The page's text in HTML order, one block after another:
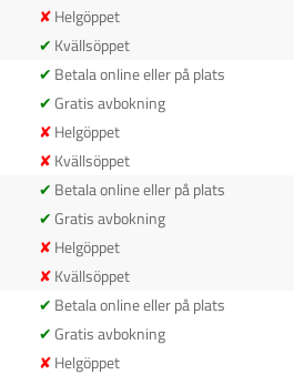
Helgöppet
Kvällsöppet
Betala online eller på plats
Gratis avbokning
Helgöppet
Kvällsöppet
Betala online eller på plats
Gratis avbokning
Helgöppet
Kvällsöppet
Betala online eller på plats
Gratis avbokning
Helgöppet